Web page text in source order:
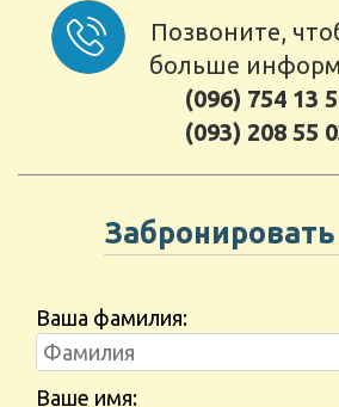
Позвоните,
больше
(096) 754 13
(093) 208 55
Ваша фамилия:
Ваше имя: